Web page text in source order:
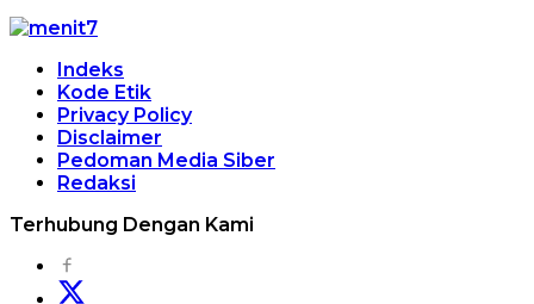
Indeks
Kode Etik
Privacy Policy
Disclaimer
Pedoman Media Siber
Redaksi
Terhubung Dengan Kami